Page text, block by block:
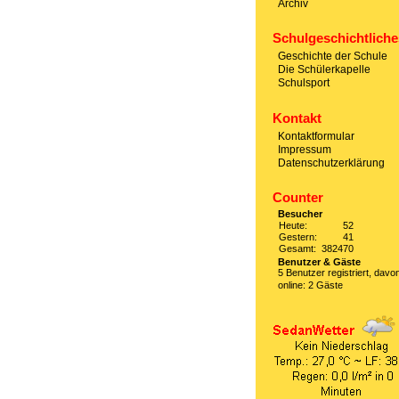
Archiv
Geschichte der Schule
Die Schülerkapelle
Schulsport
Kontakt
Kontaktformular
Impressum
Datenschutzerklärung
Counter
Besucher
Heute:
52
Gestern:
41
Gesamt: 382470
Benutzer & Gäste
5 Benutzer registriert,
online: 2 Gäste